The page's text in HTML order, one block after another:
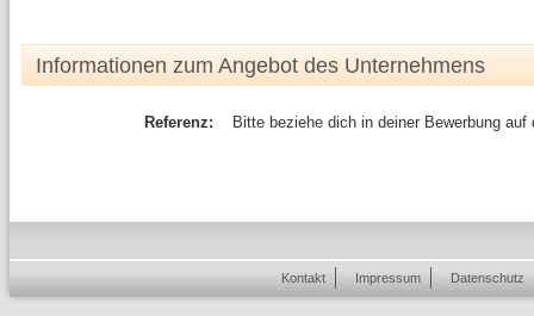
Informationen zum Angebot des Unternehmens
Referenz: Bitte beziehe dich in deiner Bewerbung auf
Kontakt Impressum Datenschutz